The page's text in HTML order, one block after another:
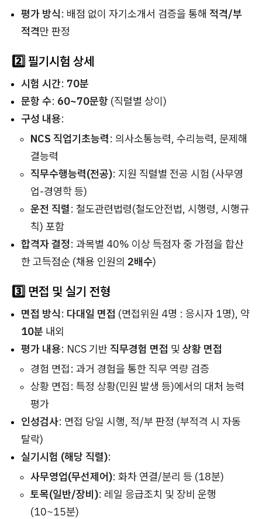
평가 방식: 배점 없이 자기소개서 검증을 통해 적격/부
적격만 판정
2️⃣ 필기시험 상세
시험 시간: 70분
문항 수: 60~70문항 (직렬별 상이)
구성 내용:
NCS 직업기초능력: 의사소통능력, 수리능력, 문제해
결능력
직무수행능력(전공): 지원 직렬별 전공 시험 (사무영
업-경영학 등)
운전 직렬: 철도관련법령(철도안전법, 시행령, 시행규
칙) 포함
합격자 결정: 과목별 40% 이상 득점자 중 가점을 합산
한 고득점순 (채용 인원의 2배수)
3️⃣ 면접 및 실기 전형
면접 방식: 다대일 면접 (면접위원 4명 : 응시자 1명), 약
10분 내외
평가 내용: NCS 기반 직무경험 면접 및 상황 면접
경험 면접: 과거 경험을 통한 직무 역량 검증
상황 면접: 특정 상황(민원 발생 등)에서의 대처 능력
평가
인성검사: 면접 당일 시행, 적/부 판정 (부적격 시 자동
탈락)
실기시험 (해당 직렬):
사무영업(무선제어): 화차 연결/분리 등 (18분)
토목(일반/장비): 레일 응급조치 및 장비 운행
(10~15분)